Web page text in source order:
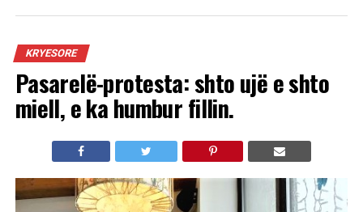
KRYESORE
Pasarelë-protesta: shto ujë e shto
miell, e ka humbur fillin.